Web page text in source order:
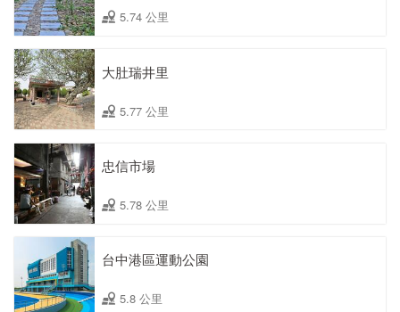
5.74 公里
大肚瑞井里
5.77 公里
忠信市場
5.78 公里
台中港區運動公園
5.8 公里